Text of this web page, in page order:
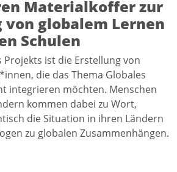
Materialkoffer zur
globalem Lernen
Schulen
Projekts ist die Erstellung von
die das Thema Globales
integrieren möchten. Menschen
kommen dabei zu Wort,
die Situation in ihren Ländern
zu globalen Zusammenhängen.